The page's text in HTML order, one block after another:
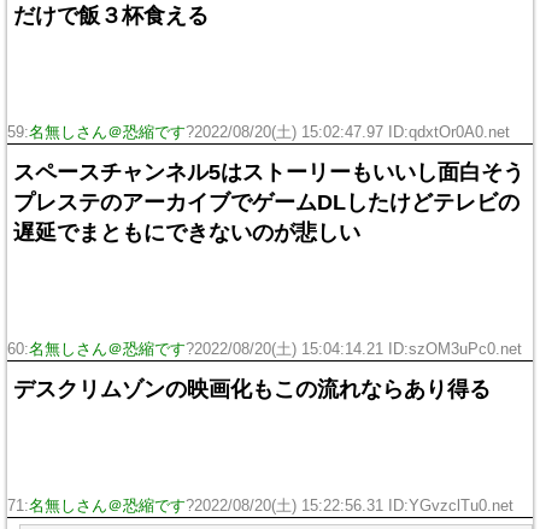
だけで飯３杯食える
59:名無しさん＠恐縮です?2022/08/20(土) 15:02:47.97 ID:qdxtOr0A0.net
スペースチャンネル5はストーリーもいいし面白そう
プレステのアーカイブでゲームDLしたけどテレビの
遅延でまともにできないのが悲しい
60:名無しさん＠恐縮です?2022/08/20(土) 15:04:14.21 ID:szOM3uPc0.net
デスクリムゾンの映画化もこの流れならあり得る
71:名無しさん＠恐縮です?2022/08/20(土) 15:22:56.31 ID:YGvzclTu0.net